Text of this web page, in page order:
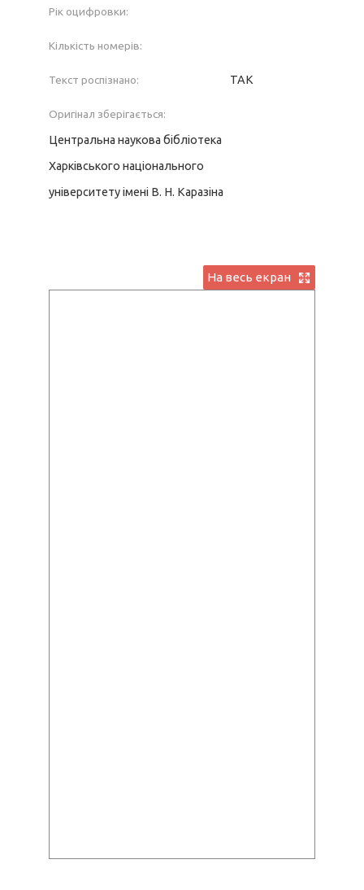
Рік оцифровки:
Кількість номерів:
Текст роспізнано: ТАК
Оригінал зберігається:
Центральна наукова бібліотека
Харківського національного
університету імені В. Н. Каразіна
На весь екран